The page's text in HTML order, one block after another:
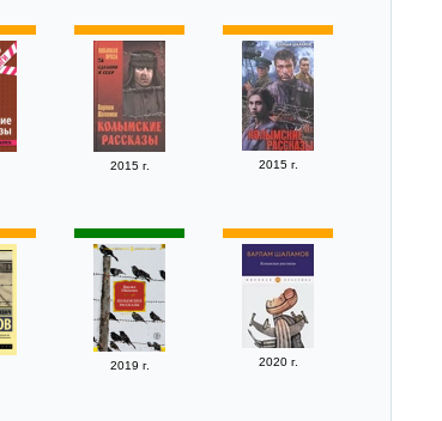
2015 г. 2015 г.
2019 г. 2020 г.